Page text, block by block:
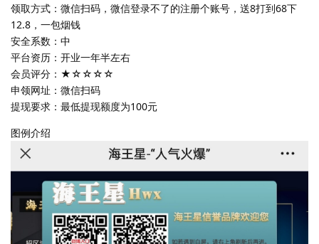
领取方式：微信扫码，微信登录不了的注册个账号，送8打到68下
12.8，一包烟钱
安全系数：中
平台资历：开业一年半左右
会员评分：★☆☆☆☆
申领网址：微信扫码
提现要求：最低提现额度为100元
图例介绍